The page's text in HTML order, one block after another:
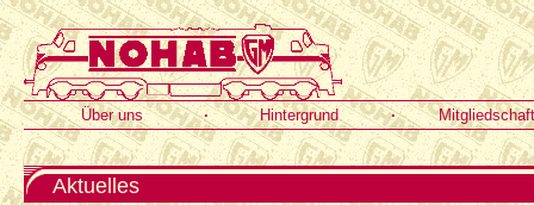
Über uns · Hintergrund · Mitgliedschaft
Aktuelles